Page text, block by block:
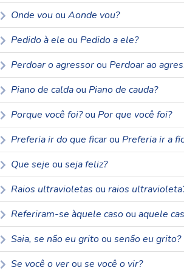
Onde vouou Aonde vou?
Pedido à ele ou Pedido a ele?
Perdoar o agressorou Perdoar ao
Piano de caldaou Piano de cauda?
Porque você foi?ou Por que você foi?
Preferia ir do que ficarou Preferia ir a
Que seje ou seja feliz?
Raios ultravioletas ou raios
Referiram-se àquele casoou aquele
Saia, se não eu gritoou senão eu grito?
Se você o verou se você o vir?